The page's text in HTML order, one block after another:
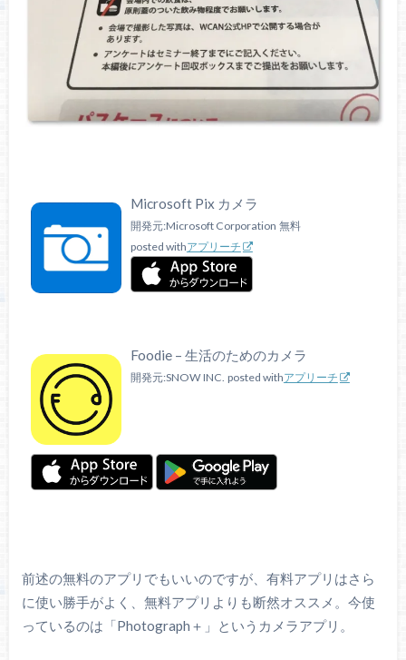
Microsoft Pix カメラ
開発元:Microsoft Corporation 無料
posted withアプリーチ
Foodie – 生活のためのカメラ
開発元:SNOW INC. posted withアプリーチ
前述の無料のアプリでもいいのですが、有料アプリはさら
に使い勝手がよく、無料アプリよりも断然オススメ。今使
っているのは「Photograph＋」というカメラアプリ。